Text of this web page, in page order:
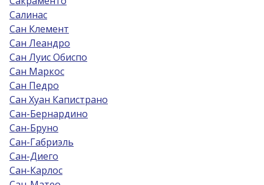
Салинас
Сан Клемент
Сан Леандро
Сан Луис Обиспо
Сан Маркос
Сан Педро
Сан Хуан Капистрано
Сан-Бернардино
Сан-Бруно
Сан-Габриэль
Сан-Диего
Сан-Карлос